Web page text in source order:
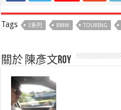
Tags 3系列 BMW TOURING
關於 陳彥文Roy